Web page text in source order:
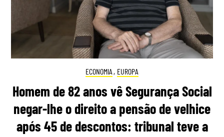
ECONOMIA , EUROPA
Homem de 82 anos vê Segurança Social
negar-lhe o direito a pensão de velhice
após 45 de descontos: tribunal teve a